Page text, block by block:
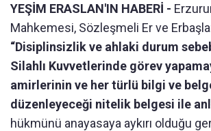
YEŞİM ERASLAN'IN HABERİ -
Mahkemesi, Sözleşmeli Er ve
“Disiplinsizlik ve ahlaki durum
Silahlı Kuvvetlerinde görev
amirlerinin ve her türlü bilgi ve
düzenleyeceği nitelik belgesi ile
hükmünü anayasaya aykırı olduğu